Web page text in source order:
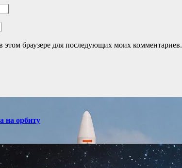
этом браузере для последующих моих комментариев.
на орбиту